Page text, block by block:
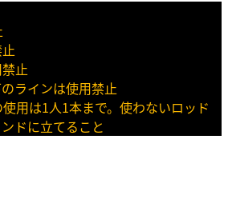
止
ラインは使用禁止
用は1人1本まで。使わないロッド
ドに立てること